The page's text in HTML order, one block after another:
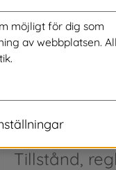
Företag -
Tillstånd,
möjligt för dig som
av webbplatsen. All